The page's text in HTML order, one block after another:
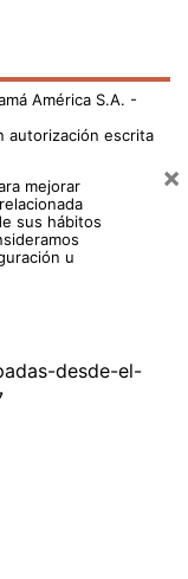
América S.A. -
autorización escrita
mejorar
sus hábitos
u
×
desde-el-